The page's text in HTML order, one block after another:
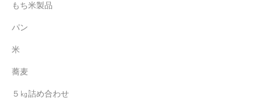
もち米製品
パン
米
蕎麦
５㎏詰め合わせ